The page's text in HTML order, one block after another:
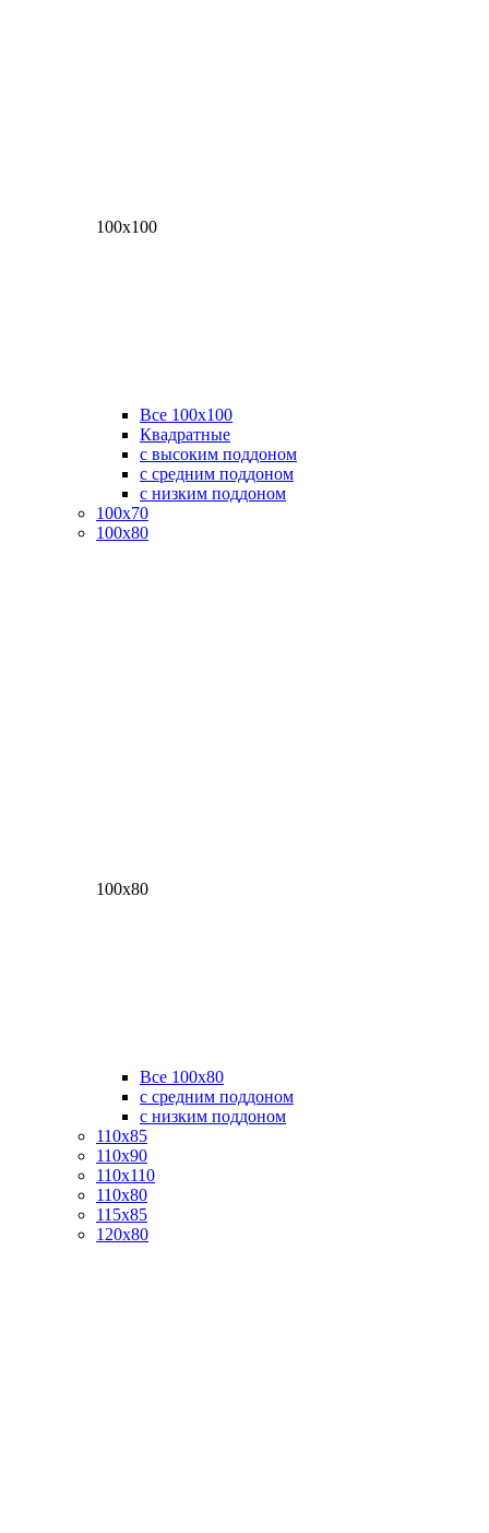
100х100
Все 100х100
Квадратные
с высоким поддоном
с средним поддоном
с низким поддоном
100х70
100х80
100х80
Все 100х80
с средним поддоном
с низким поддоном
110х85
110х90
110х110
110х80
115х85
120х80